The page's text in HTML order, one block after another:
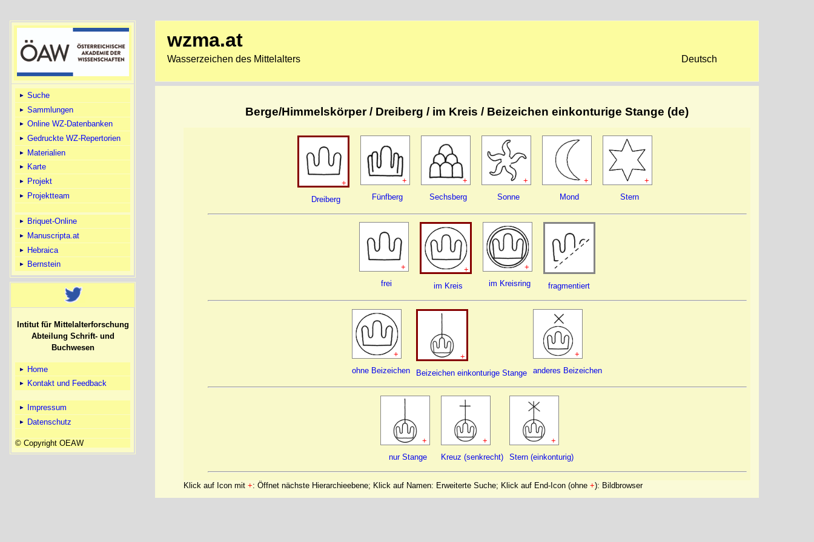
Suche
Sammlungen
Online WZ-Datenbanken
Gedruckte WZ-Repertorien
Materialien
Karte
Projekt
Projektteam
Briquet-Online
Manuscripta.at
Hebraica
Bernstein
Intitut für Mittelalterforschung
Abteilung Schrift- und
Buchwesen
Home
Kontakt und Feedback
Impressum
Datenschutz
© Copyright OEAW
wzma.at
Wasserzeichen des Mittelalters Deutsch
Berge/Himmelskörper / Dreiberg / im Kreis / Beizeichen einkonturige Stange (de)
+
Dreiberg
+
Fünfberg
+
Sechsberg
+
Sonne
+
Mond
+
Stern
+
frei
+
im Kreis
+
im Kreisring
fragmentiert
+
ohne Beizeichen
+
Beizeichen einkonturige Stange
+
anderes Beizeichen
+
nur Stange
+
Kreuz (senkrecht)
+
Stern (einkonturig)
Klick auf Icon mit +: Öffnet nächste Hierarchieebene; Klick auf Namen: Erweiterte Suche; Klick auf End-Icon (ohne +): Bildbrowser